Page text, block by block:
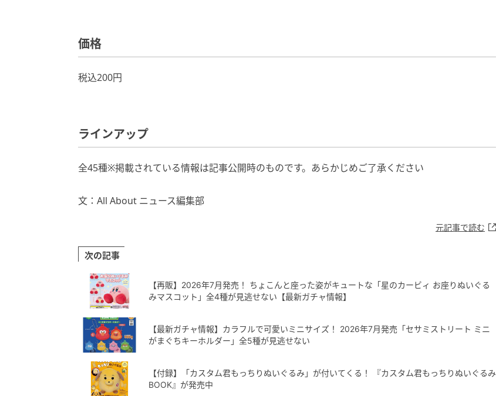
価格
税込200円
ラインアップ
全45種※掲載されている情報は記事公開時のものです。あらかじめご了承ください
文：All About ニュース編集部
元記事で読む
次の記事
【再販】2026年7月発売！ ちょこんと座った姿がキュートな「星のカービィ お座りぬいぐる
みマスコット」全4種が見逃せない【最新ガチャ情報】
【最新ガチャ情報】カラフルで可愛いミニサイズ！ 2026年7月発売「セサミストリート ミニ
がまぐちキーホルダー」全5種が見逃せない
【付録】「カスタム君もっちりぬいぐるみ」が付いてくる！ 『カスタム君もっちりぬいぐるみ
BOOK』が発売中